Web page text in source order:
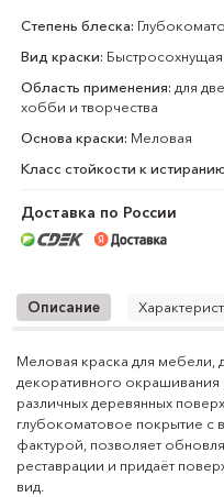
Степень блеска:
Вид краски:
Область применения: для
хобби и творчества
Основа краски: Меловая
Класс стойкости к
Доставка по России
Описание
Меловая краска для мебели,
декоративного
различных деревянных
глубокоматовое покрытие с
фактурой, позволяет
реставрации и придаёт
вид.
Тип продукта:
Назначение: